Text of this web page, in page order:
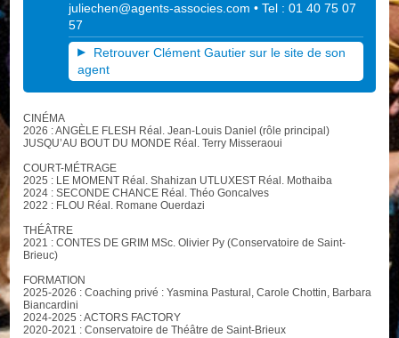
juliechen@agents-associes.com • Tel : 01 40 75 07
57
Retrouver Clément Gautier sur le site de son
agent
CINÉMA
2026 : ANGÈLE FLESH Réal. Jean-Louis Daniel (rôle principal)
JUSQU’AU BOUT DU MONDE Réal. Terry Misseraoui
COURT-MÉTRAGE
2025 : LE MOMENT Réal. Shahizan UTLUXEST Réal. Mothaiba
2024 : SECONDE CHANCE Réal. Théo Goncalves
2022 : FLOU Réal. Romane Ouerdazi
THÉÂTRE
2021 : CONTES DE GRIM MSc. Olivier Py (Conservatoire de Saint-
Brieuc)
FORMATION
2025-2026 : Coaching privé : Yasmina Pastural, Carole Chottin, Barbara
Biancardini
2024-2025 : ACTORS FACTORY
2020-2021 : Conservatoire de Théâtre de Saint-Brieux